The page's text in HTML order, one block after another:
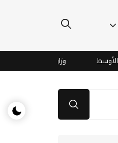
وزارة الدفاع اليمنية تطلق حملة